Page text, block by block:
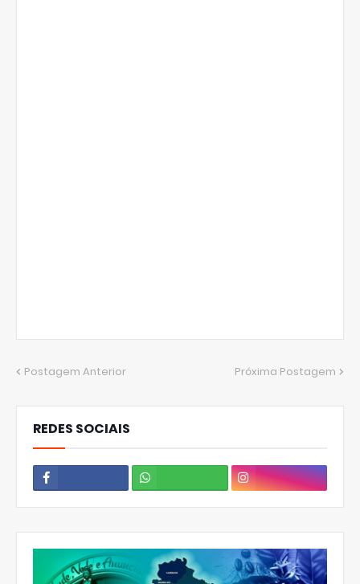
Postagem Anterior Próxima Postagem
REDES SOCIAIS